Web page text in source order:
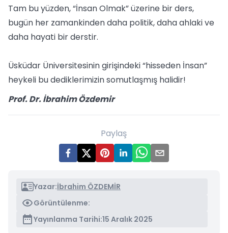
Tam bu yüzden, “İnsan Olmak” üzerine bir ders,
bugün her zamankinden daha politik, daha ahlaki ve
daha hayati bir derstir.
Üsküdar Üniversitesinin girişindeki “hisseden İnsan”
heykeli bu dediklerimizin somutlaşmış halidir!
Prof. Dr. İbrahim Özdemir
Paylaş
Yazar:İbrahim ÖZDEMİR
Görüntülenme:
Yayınlanma Tarihi:15 Aralık 2025